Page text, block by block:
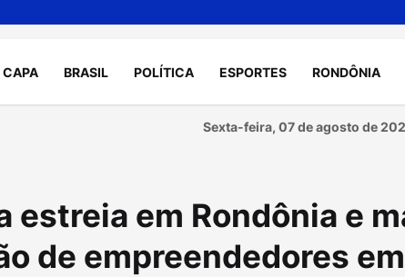
CAPA BRASIL POLÍTICA ESPORTES RONDÔNIA
Sexta-feira, 07 de agosto de
estreia em Rondônia e
de empreendedores